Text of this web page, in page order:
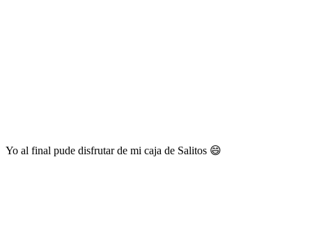
Yo al final pude disfrutar de mi caja de Salitos 😄